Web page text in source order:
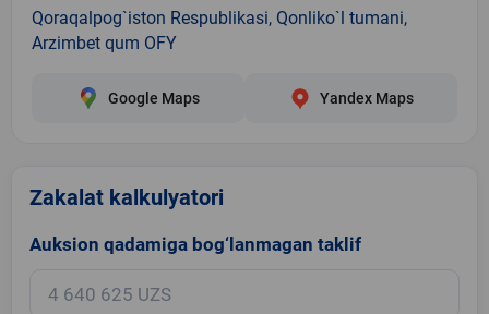
Qoraqalpog`iston Respublikasi, Qonliko`l tumani,
Arzimbet qum OFY
Google Maps Yandex Maps
Zakalat kalkulyatori
Auksion qadamiga bog‘lanmagan taklif